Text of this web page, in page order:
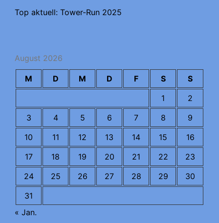
Top aktuell: Tower-Run 2025
August 2026
M D M D F S
S
1
2
3
4 5 6 7 8
9
10
11 12 13 14 15
16
17
18 19 20 21 22
23
24
25 26 27 28 29
30
31
« Jan.